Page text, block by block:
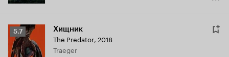
Рейтинг
Кинопоиска
5.7
5.7 Хищник
The Predator, 2018
Traeger